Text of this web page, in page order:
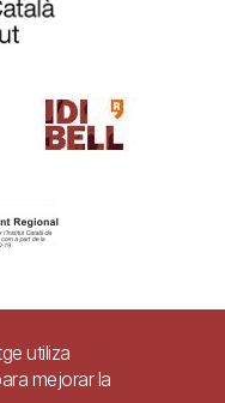
utiliza
mejorar la